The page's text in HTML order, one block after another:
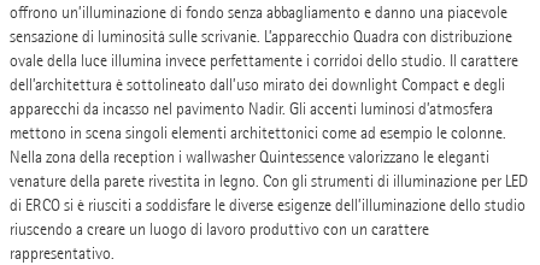
offrono un’illuminazione di fondo senza abbagliamento e danno una piacevole
sensazione di luminosità sulle scrivanie. L’apparecchio Quadra con distribuzione
ovale della luce illumina invece perfettamente i corridoi dello studio. Il carattere
dell’architettura è sottolineato dall’uso mirato dei downlight Compact e degli
apparecchi da incasso nel pavimento Nadir. Gli accenti luminosi d’atmosfera
mettono in scena singoli elementi architettonici come ad esempio le colonne.
Nella zona della reception i wallwasher Quintessence valorizzano le eleganti
venature della parete rivestita in legno. Con gli strumenti di illuminazione per LED
di ERCO si è riusciti a soddisfare le diverse esigenze dell’illuminazione dello studio
riuscendo a creare un luogo di lavoro produttivo con un carattere
rappresentativo.